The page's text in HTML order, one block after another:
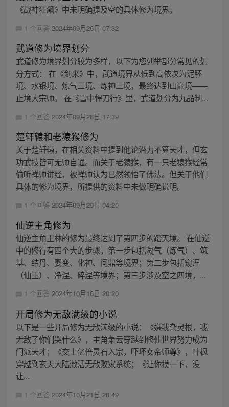
《战神狂飙》中未明确提及空的具体修为境界。
1 个回答 2024年09月26日 07:32
武道修为境界划分
武道修为境界划分较为多样，以下为您列举部分常见的划
分方式： 在《剑来》中，武道境界从低到高依次为泥胚
境、水银境、炼气三境、炼神三境，最终达到山巅境——
止境大宗师。 在《雪中悍刀行》里，武道划分为九品制...
1 个回答 2024年09月28日 17:39
楚轩辕和老猿猴修为
关于楚轩辕，在相关资料中提到他论潜力不算天才，但玄
功武技皆可无师自通。而关于老猿猴，有一只老猿猴经常
偷听禅师讲经，被禅师认为已然领悟了佛法。但关于他们
具体的修为境界，所提供的资料中未做明确说明。
1 个回答 2024年09月29日 04:20
仙逆主角修为
仙逆主角王林的修为最终达到了第四步的踏天境。 在仙逆
中的修行有四个大的步骤，第一步包括凝气（炼气）、筑
基、结丹、婴变、化神、问鼎等境界；第二步包括窥涅
（仙王）、净涅、碎涅等境界；第三步涉及空之四境，...
1 个回答 2024年10月16日 20:20
开局修为无敌满级的小说
以下是一些开局修为无敌满级的小说：《嫌我杂灵根，我
无敌了你们哭什么》，主角萧云穿越到修仙世界努力成为
门派天才；《交上亿倍灵石入宗，吓坏女帝师尊》，叶枫
穿越到玄天大陆激活无敌败家系统；《让你摸一下，没
让...
1 个回答 2024年10月21日 20:49